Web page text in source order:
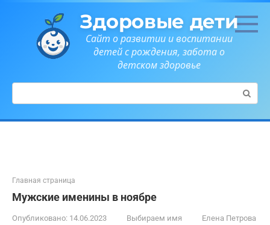
Здоровые дети
Сайт о развитии и воспитании
детей с рождения, забота о
детском здоровье
Поиск:
Главная страница
Мужские именины в ноябре
Опубликовано: 14.06.2023 Выбираем имя Елена Петрова